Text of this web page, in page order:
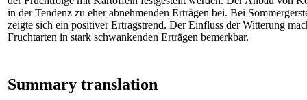
in der Tendenz zu eher abnehmenden Erträgen bei. Bei
zeigte sich ein positiver Ertragstrend. Der Einfluss der Witterung
Fruchtarten in stark schwankenden Erträgen bemerkbar.
Summary translation